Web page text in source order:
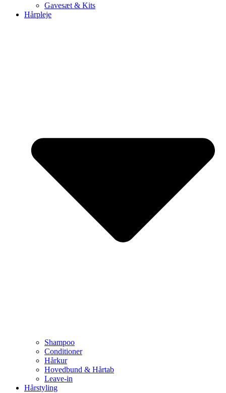
Gavesæt & Kits
Hårpleje
Shampoo
Conditioner
Hårkur
Hovedbund & Hårtab
Leave-in
Hårstyling